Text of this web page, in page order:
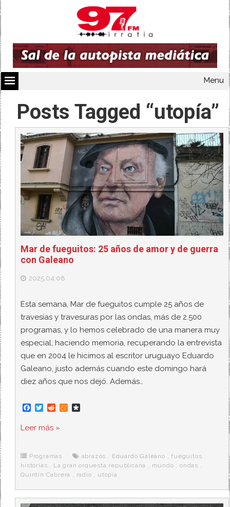
Menu
Posts Tagged “utopía”
Mar de fueguitos: 25 años de amor y de guerra
con Galeano
2025.04.08
Esta semana, Mar de fueguitos cumple 25 años de
travesías y travesuras por las ondas, más de 2.500
programas, y lo hemos celebrado de una manera muy
especial, haciendo memoria, recuperando la entrevista
que en 2004 le hicimos al escritor uruguayo Eduardo
Galeano, justo además cuando este domingo hará
diez años que nos dejó. Además…
F
c
e
o
k
T
i
t
r
R
d
M
e
r
a
Leer más »
Programas abrazos , Eduardo Galeano ,fueguitos ,
historias , La gran orquesta republicana , mundo ,ondas ,
Quintín Cabrera , radio , utopía